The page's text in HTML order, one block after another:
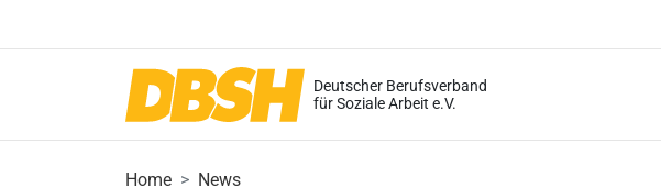
Deutscher Berufsverband
für Soziale Arbeit e.V.
Home News